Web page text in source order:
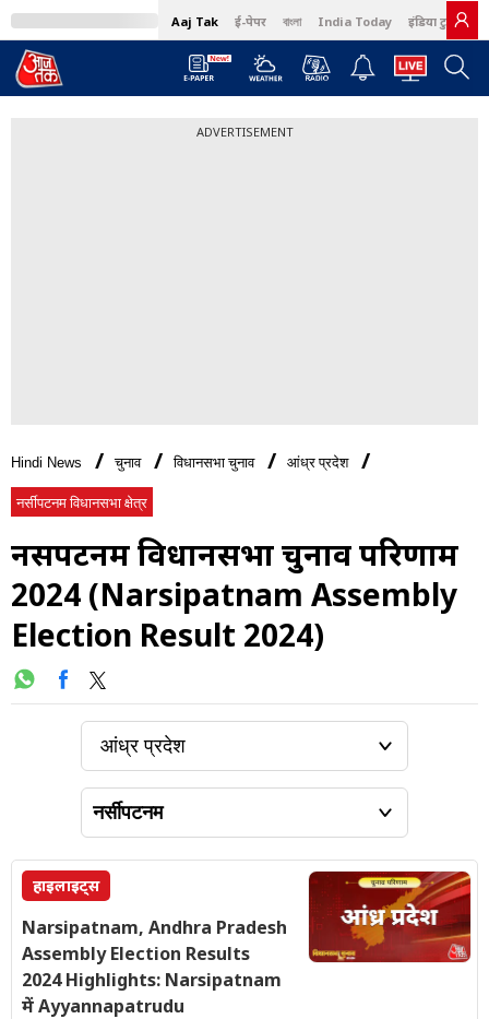
Aaj Tak ई-पेपर বাংলা India Today इंडिया टुडे हिंदी
ADVERTISEMENT
Hindi News चुनाव विधानसभा चुनाव आंध्र प्रदेश
नर्सीपटनम विधानसभा क्षेत्र
नर्सीपटनम विधानसभा चुनाव परिणाम
2024 (Narsipatnam Assembly
Election Result 2024)
हाइलाइट्स
Narsipatnam, Andhra Pradesh
Assembly Election Results
2024 Highlights: Narsipatnam
में Ayyannapatrudu